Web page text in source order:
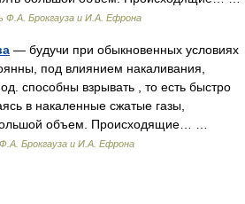
Ф.А. Брокгауза и И.А. Ефрона
— будучи при обыкновенных условиях
под влиянием накаливания,
способны взрывать , то есть быстро
в накаленные сжатые газы,
объем. Происходящие… …
Брокгауза и И.А. Ефрона